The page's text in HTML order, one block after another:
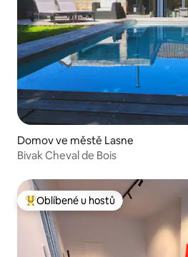
Domov ve městě Lasne
Bivak Cheval de Bois
Nejlepší v kategorii Oblíbené u hostů
Oblíbené u hostů